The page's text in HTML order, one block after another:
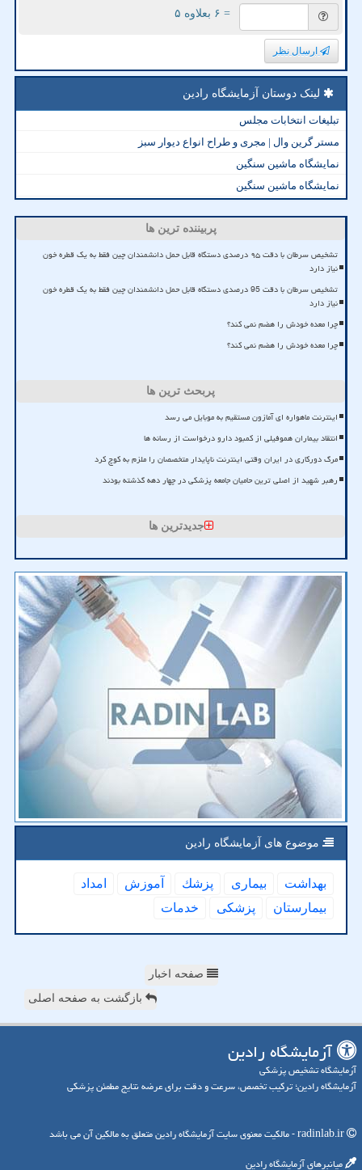
= ۶ بعلاوه ۵
ارسال نظر
لینک دوستان آزمایشگاه رادین
تبلیغات انتخابات مجلس
مستر گرین وال | مجری و طراح انواع دیوار سبز
نمایشگاه ماشین سنگین
نمایشگاه ماشین سنگین
پربیننده ترین ها
تشخیص سرطان با دقت ۹۵ درصدی دستگاه قابل حمل دانشمندان چین فقط به یک قطره خون
نیاز دارد
تشخیص سرطان با دقت 95 درصدی دستگاه قابل حمل دانشمندان چین فقط به یک قطره خون
نیاز دارد
چرا معده خودش را هضم نمی کند؟
چرا معده خودش را هضم نمی کند؟
پربحث ترین ها
اینترنت ماهواره ای آمازون مستقیم به موبایل می رسد
انتقاد بیماران هموفیلی از کمبود دارو درخواست از رسانه ها
مرگ دورکاری در ایران وقتی اینترنت ناپایدار متخصصان را ملزم به کوچ کرد
رهبر شهید از اصلی ترین حامیان جامعه پزشکی در چهار دهه گذشته بودند
جدیدترین ها
موضوع های آزمایشگاه رادین
بهداشت بیماری پزشك آموزش
امداد
بیمارستان
پزشكی خدمات
صفحه اخبار
بازگشت به صفحه اصلی
آزمایشگاه رادین
آزمایشگاه تشخیص پزشکی
آزمایشگاه رادین؛ ترکیب تخصص، سرعت و دقت برای عرضه نتایج مطمئن پزشکی
میانبرهای آزمایشگاه رادین